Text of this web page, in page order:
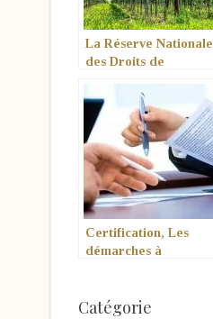
La Réserve Nationale
des Droits de
Certification, Les
démarches à
Catégorie